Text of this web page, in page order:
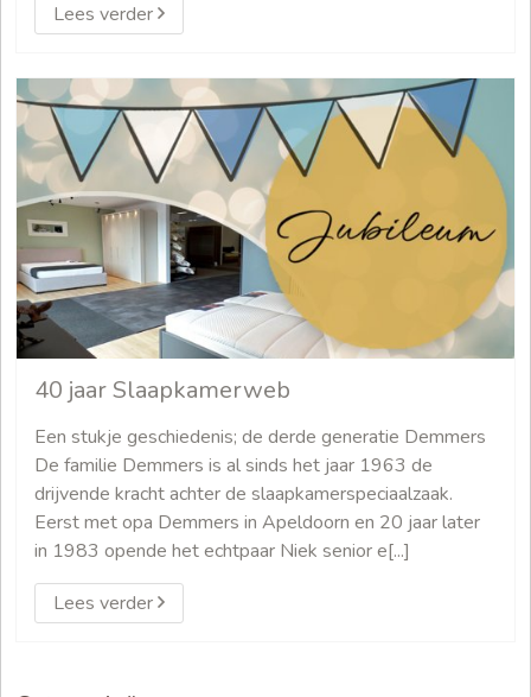
Lees verder
40 jaar Slaapkamerweb
Een stukje geschiedenis; de derde generatie Demmers
De familie Demmers is al sinds het jaar 1963 de
drijvende kracht achter de slaapkamerspeciaalzaak.
Eerst met opa Demmers in Apeldoorn en 20 jaar later
in 1983 opende het echtpaar Niek senior e[...]
Lees verder